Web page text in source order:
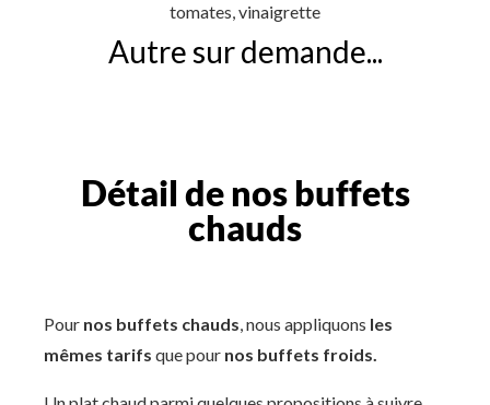
tomates, vinaigrette
Autre sur demande...
Détail de nos buffets
chauds
Pour nos buffets chauds, nous appliquons les
mêmes tarifs que pour nos buffets froids.